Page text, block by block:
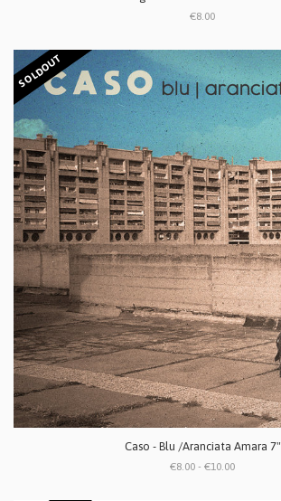
€8.00
SOLDOUT
Caso - Blu /Aranciata Amara 7"
€8.00 - €10.00